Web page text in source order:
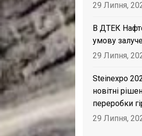
29 Липня,
В ДТЕК
умову
29 Липня,
Steinexpo
новітні
переробки
29 Липня,